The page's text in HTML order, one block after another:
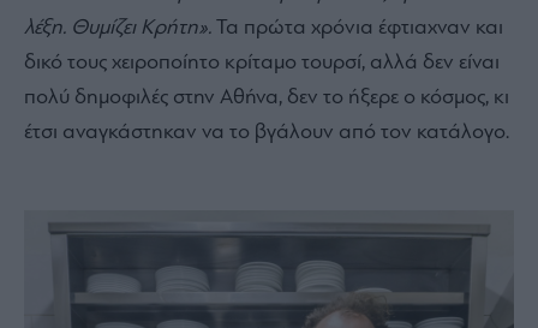
λέξη. Θυμίζει Κρήτη». Τα πρώτα χρόνια έφτιαχναν και
δικό τους χειροποίητο κρίταμο τουρσί, αλλά δεν είναι
πολύ δημοφιλές στην Αθήνα, δεν το ήξερε ο κόσμος, κι
έτσι αναγκάστηκαν να το βγάλουν από τον κατάλογο.